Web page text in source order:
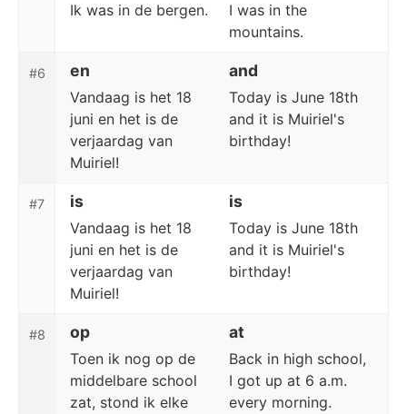
Ik was in de bergen.
I was in the
mountains.
#6 en and
Vandaag is het 18
juni en het is de
verjaardag van
Muiriel!
Today is June 18th
and it is Muiriel's
birthday!
#7 is is
Vandaag is het 18
juni en het is de
verjaardag van
Muiriel!
Today is June 18th
and it is Muiriel's
birthday!
#8 op at
Toen ik nog op de
middelbare school
zat, stond ik elke
Back in high school,
I got up at 6 a.m.
every morning.